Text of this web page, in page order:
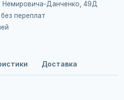
Немировича-Данченко, 49Д
переплат
Доставка